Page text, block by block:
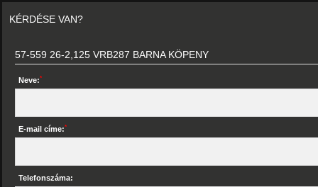
KÉRDÉSE VAN?
57-559 26-2,125 VRB287 BARNA KÖPENY
Neve:*
E-mail címe:*
Telefonszáma: